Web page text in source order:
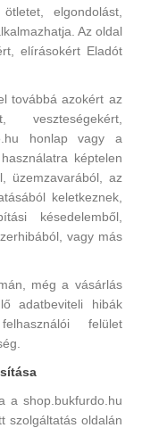
elgondolást,
Az oldal
elírásokért Eladót
továbbá azokért az
veszteségekért,
honlap vagy a
képtelen
üzemzavarából, az
keletkeznek,
késedelemből,
vagy más
még a vásárlás
adatbeviteli hibák
felület
a shop.bukfurdo.hu
szolgáltatás oldalán